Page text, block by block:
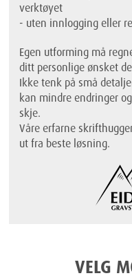
verktøyet
- uten innlogging eller
Egen utforming må
ditt personlige ønsket
Ikke tenk på små
kan mindre endringer
skje.
Våre erfarne
ut fra beste løsning.
VELG